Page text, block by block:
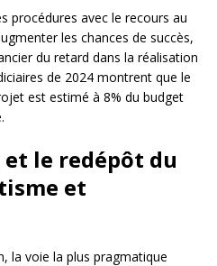
procédures avec le recours au
les chances de succès,
du retard dans la réalisation
de 2024 montrent que le
est estimé à 8% du budget
le redépôt du
et
la voie la plus pragmatique